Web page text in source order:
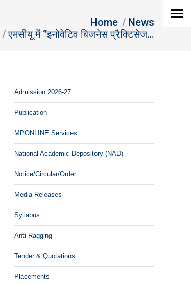
Home
News
एमसीयू में ‘’इनोवेटिव बिजनेस प्रैक्टिसेज…
Admission 2026-27
Publication
MPONLINE Services
National Academic Depository (NAD)
Notice/Circular/Order
Media Releases
Syllabus
Anti Ragging
Tender & Quotations
Placements